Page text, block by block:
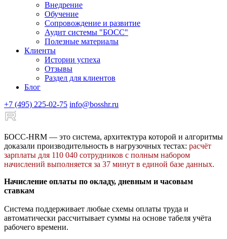
Внедрение
Обучение
Сопровождение и развитие
Аудит системы "БОСС"
Полезные материалы
Клиенты
Истории успеха
Отзывы
Раздел для клиентов
Блог
+7 (495) 225-02-75 info@bosshr.ru
БОСС-HRM — это система, архитектура которой и алгоритмы
доказали производительность в нагрузочных тестах: расчёт
зарплаты для 110 040 сотрудников с полным набором
начислений выполняется за 37 минут в единой базе данных.
Начисление оплаты по окладу, дневным и часовым
ставкам
Система поддерживает любые схемы оплаты труда и
автоматически рассчитывает суммы на основе табеля учёта
рабочего времени.